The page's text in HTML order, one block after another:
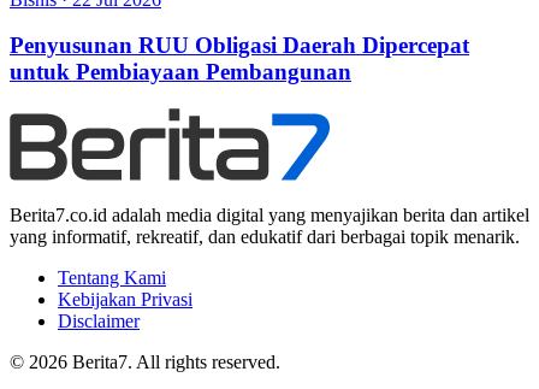
Penyusunan RUU Obligasi Daerah Dipercepat
untuk Pembiayaan Pembangunan
Berita7.co.id adalah media digital yang menyajikan berita dan artikel
yang informatif, rekreatif, dan edukatif dari berbagai topik menarik.
Tentang Kami
Kebijakan Privasi
Disclaimer
© 2026 Berita7. All rights reserved.